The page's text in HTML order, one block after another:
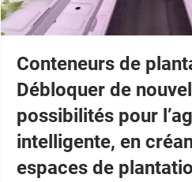
Conteneurs de
Débloquer de
possibilités pour
intelligente, en
espaces de